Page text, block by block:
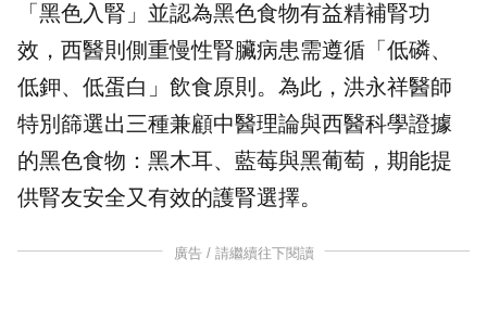
「黑色入腎」並認為黑色食物有益精補腎功
效，西醫則側重慢性腎臟病患需遵循「低磷、
低鉀、低蛋白」 飲食原則。為此，洪永祥醫師
特別篩選出三種兼顧中醫理論與西醫科學證據
的黑色食物：黑木耳、藍莓與黑葡萄，期能提
供腎友安全又有效的護腎選擇。
廣告 / 請繼續往下閱讀